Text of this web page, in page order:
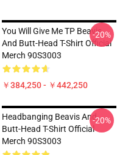
You Will Give Me TP Beavis
And Butt-Head T-Shirt Official
Merch 90S3003
￥384,250 - ￥442,250
-20%
Headbanging Beavis And
Butt-Head T-Shirt Official
Merch 90S3003
-20%